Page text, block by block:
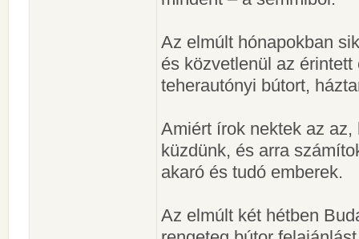
Az elmúlt hónapokban
és közvetlenül az
teherautónyi bútort,
Amiért írok nektek az
küzdünk, és arra
akaró és tudó emberek.
Az elmúlt két hétben